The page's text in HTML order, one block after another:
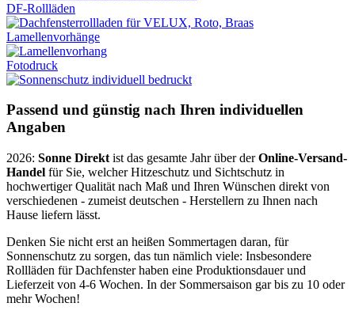
DF-Rollläden
Lamellenvorhänge
Fotodruck
Passend und günstig nach Ihren individuellen
Angaben
2026: Sonne Direkt ist das gesamte Jahr über derOnline-Versand-
Handel für Sie, welcher Hitzeschutz und Sichtschutz in
hochwertiger Qualität nach Maß und Ihren Wünschen direkt von
verschiedenen - zumeist deutschen - Herstellern zu Ihnen nach
Hause liefern lässt.
Denken Sie nicht erst an heißen Sommertagen daran, für
Sonnenschutz zu sorgen, das tun nämlich viele: Insbesondere
Rollläden für Dachfenster haben eine Produktionsdauer und
Lieferzeit von 4-6 Wochen. In der Sommersaison gar bis zu 10 oder
mehr Wochen!